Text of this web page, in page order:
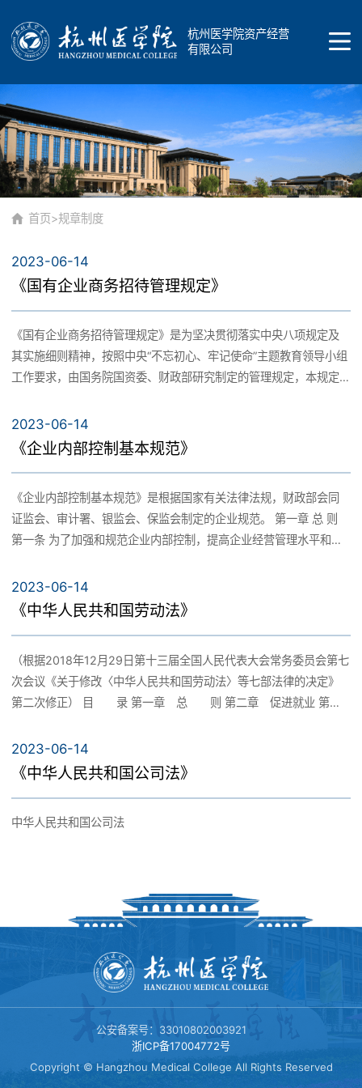
杭州医学院资产经营
有限公司
首页
公司概况
公司简介
公司发展
品牌介绍
商标
专利商标
经销商
诚招经销商
诚招英才
首页>规章制度
2023-06-14
《国有企业商务招待管理规定》
《国有企业商务招待管理规定》是为坚决贯彻落实中央八项规定及
其实施细则精神，按照中央“不忘初心、牢记使命”主题教育领导小组
工作要求，由国务院国资委、财政部研究制定的管理规定，本规定
及其实施细则精神，全面落实从严治党要求，切实加强国有企业党
风廉政建设，进一步规范商务招待管理，根据有关法律法规及规章
商务谈判或商业合作中接待客户、合资合作方、经贸联络考察团组
的活动。国有企业商务招待对象不包括党政军机关工作人员和国有
企业集团总部工作人员。 第四条 国有企业商务招待应遵循依法依
要包括商务宴请、接待用车、住宿、赠送纪念品等活动。 第二章 商
务宴请 第六条 国有企业开展商务宴请严禁讲排场、杜绝奢侈浪费，
所及高档的娱乐、休闲、健身、保健等高消费场所。 第七条 国有企
业开展商务宴请，不得提供用野生保护动物制作的菜肴，不得提供
鱼翅、燕窝等高档菜肴，每次人均最高不得超过600元（含酒水），
并制定相应的实施细则。 第八条 接待对象5人（含）以内，陪餐人
数可对等；接待对象超过5人的，超过部分陪餐人数原则上不超过接
待对象的二分之一。 第九条 国有企业商务宴请应当严格执行清单制
度，如实反映招待对象、招待费用等情况。不提供宴请清单的，费
用车，严禁公车私用、私车公养。 第十二条 商务招待确需安排住宿
的，应当注意安全、舒适，不追求奢华，一般均应安排单间或标准
国有企业因商务招待需赠送纪念品的，应当节约从简，以宣传企业
形象、展示企业文化或体现地域文化等为主要内容，纪念品标准原
则上每次人均不得超过600元。 第十四条 严禁赠送现金、购物卡、
会员卡、商业预付卡和各种有价证券、支付凭证、贵重物品以及名
贵土特产等。 第十五条 国有企业应当建立纪念品管理制度，规范纪
念品订购、领用等审批程序，实行纪念品清单管理，如实反映纪念
2023-06-14
《企业内部控制基本规范》
《企业内部控制基本规范》是根据国家有关法律法规，财政部会同
证监会、审计署、银监会、保监会制定的企业规范。 第一章 总 则
第一条 为了加强和规范企业内部控制，提高企业经营管理水平和风
社会公众利益，根据《中华人民共和国公司法》、《中华人民共和
国证券法》、《中华人民共和国会计法》和其他有关法律法规，制
中型企业和小企业的划分标准根据国家有关规定执行。 第三条 本规
范所称内部控制，是由企业董事会、监事会、经理层和全体员工实
施的、旨在实现控制目标的过程。内部控制的目标是合理保证企业
高经营效率和效果，促进企业实现发展战略。 第四条 企业建立与实
施内部控制，应当遵循下列原则： （一）全面性原则。内部控制应
务和事项。 （二）重要性原则。内部控制应当在全面控制的基础
控制应当与企业经营规模、业务范围、竞争状况和风险水平等相适
应，并随着情况的变化及时加以调整。 （五）成本效益原则。内部
第五条 企业建立与实施有效的内部控制，应当包括下列要素：
（一）内部环境。内部环境是企业实施内部控制的基础，一般包括
治理结构、机构设置及权责分配、内部审计、人力资源政策、企业
文化等。 （二）风险评估。风险评估是企业及时识别、系统分析经
营活动中与实现内部控制目标相关的风险，合理确定风险应对策
略。 （三）控制活动。控制活动是企业根据风险评估结果，采用相
2023-06-14
《中华人民共和国劳动法》
（根据2018年12月29日第十三届全国人民代表大会常务委员会第七
次会议《关于修改〈中华人民共和国劳动法〉等七部法律的决定》
第二次修正） 目 录 第一章 总 则 第二章 促进就业 第三
工 资 第六章 劳动安全卫生 第七章 女职工和未成年工特殊保
护 第八章 职业培训 第九章 社会保险和福利 第十章 劳动争议
系，建立和维护适应社会主义市场经济的劳动制度，促进经济发展
立劳动合同关系的劳动者，依照本法执行。 第三条 劳动者享有平
利、获得劳动安全卫生保护的权利、接受职业技能培训的权利、享
受社会保险和福利的权利、提请劳动争议处理的权利以及法律规定
应当依法建立和完善规章制度，保障劳动者享有劳动权利和履行劳
动义务。 第五条 国家采取各种措施，促进劳动就业，发展职业教
2023-06-14
《中华人民共和国公司法》
中华人民共和国公司法
公安备案号：33010802003921
浙ICP备17004772号
Copyright © Hangzhou Medical College All Rights Reserved